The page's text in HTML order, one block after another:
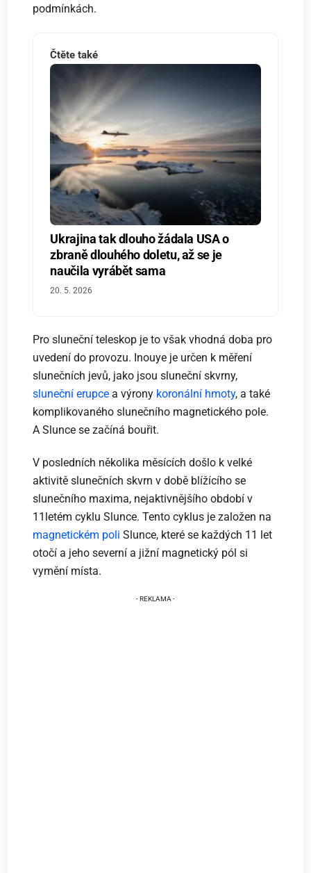
podmínkách.
Čtěte také
Ukrajina tak dlouho žádala USA o
zbraně dlouhého doletu, až se je
naučila vyrábět sama
20. 5. 2026
Pro sluneční teleskop je to však vhodná doba pro
uvedení do provozu. Inouye je určen k měření
slunečních jevů, jako jsou sluneční skvrny,
sluneční erupce a výrony koronální hmoty, a také
komplikovaného slunečního magnetického pole.
A Slunce se začíná bouřit.
V posledních několika měsících došlo k velké
aktivitě slunečních skvrn v době blížícího se
slunečního maxima, nejaktivnějšího období v
11letém cyklu Slunce. Tento cyklus je založen na
magnetickém poli Slunce, které se každých 11 let
otočí a jeho severní a jižní magnetický pól si
vymění místa.